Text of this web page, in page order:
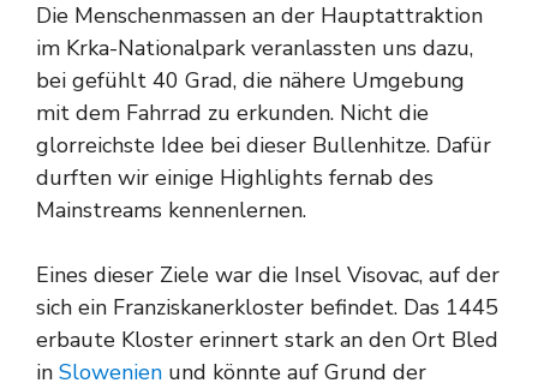
Die Menschenmassen an der Hauptattraktion
im Krka-Nationalpark veranlassten uns dazu,
bei gefühlt 40 Grad, die nähere Umgebung
mit dem Fahrrad zu erkunden. Nicht die
glorreichste Idee bei dieser Bullenhitze. Dafür
durften wir einige Highlights fernab des
Mainstreams kennenlernen.
Eines dieser Ziele war die Insel Visovac, auf der
sich ein Franziskanerkloster befindet. Das 1445
erbaute Kloster erinnert stark an den Ort Bled
in Slowenien und könnte auf Grund der